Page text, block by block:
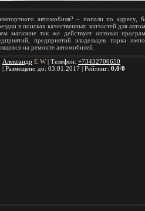
автомобиля? – попали по адресу,
в поисках качественных запчастей для
магазине так же действует оптовая
предприятий владельцев парка
на ремонте автомобилей.
Александр E W| Телефон: +73432700650
| Размещено до: 03.01.2017 | Рейтинг: 0.0/0